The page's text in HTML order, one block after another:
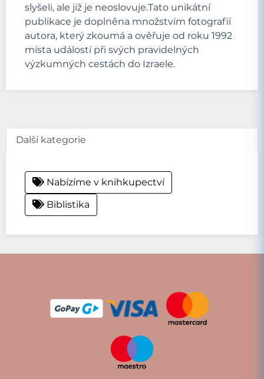
slyšeli, ale již je neoslovuje.Tato unikátní
publikace je doplněna množstvím fotografií
autora, který zkoumá a ověřuje od roku 1992
místa událostí při svých pravidelných
výzkumných cestách do Izraele.
Další kategorie
Nabízíme v knihkupectví
Biblistika